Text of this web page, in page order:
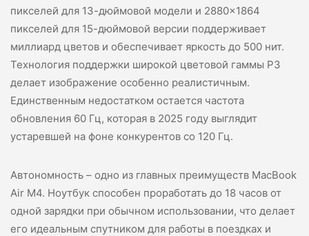
пикселей для 13-дюймовой модели и 2880×1864
пикселей для 15-дюймовой версии поддерживает
миллиард цветов и обеспечивает яркость до 500 нит.
Технология поддержки широкой цветовой гаммы P3
делает изображение особенно реалистичным.
Единственным недостатком остается частота
обновления 60 Гц, которая в 2025 году выглядит
устаревшей на фоне конкурентов со 120 Гц.
Автономность – одно из главных преимуществ MacBook
Air M4. Ноутбук способен проработать до 18 часов от
одной зарядки при обычном использовании, что делает
его идеальным спутником для работы в поездках и